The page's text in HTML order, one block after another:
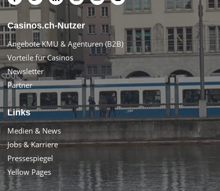
Casinos.ch-Nutzer
Angebote KMU & Agenturen (B2B)
Vorteile für Casinos
Newsletter
Partner
Links
Medien & News
Jobs & Karriere
Pressespiegel
Yellow Pages